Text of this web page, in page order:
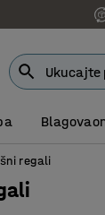
regali